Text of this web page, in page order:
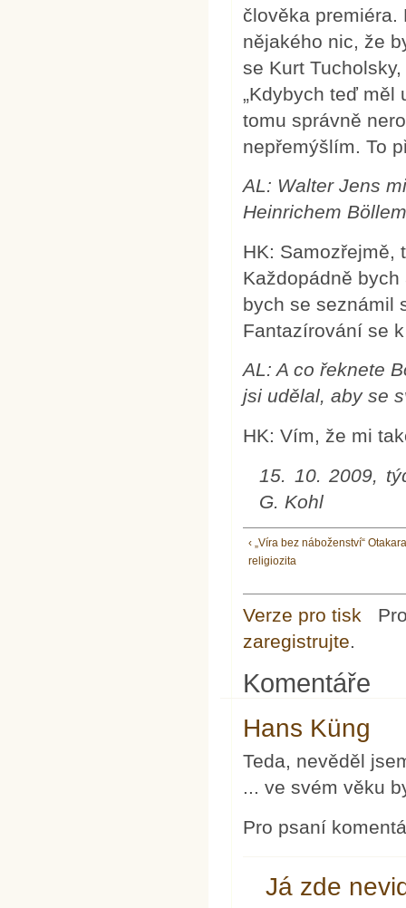
člověka premiéra.
nějakého nic, že
se Kurt
„Kdybych teď měl
tomu správně
nepřemýšlím. To
AL: Walter Jens
Heinrichem
HK: Samozřejmě,
Každopádně
bych se seznámil
Fantazírování se
AL: A co řeknete
jsi udělal, aby se
HK: Vím, že mi
15. 10. 2009,
G. Kohl
‹ „Víra bez náboženství“
religiozita
Verze pro tisk
zaregistrujte.
Komentáře
Hans Küng
Teda, nevěděl
... ve svém věku
Pro psaní
Já zde